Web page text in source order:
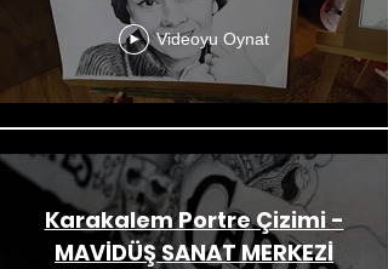
Videoyu Oynat
Karakalem Portre Çizimi -
MAVİDÜŞ SANAT MERKEZİ